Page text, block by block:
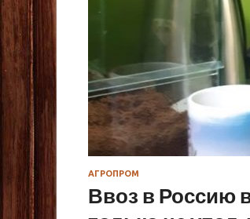
АГРОПРОМ
Ввоз в Россию